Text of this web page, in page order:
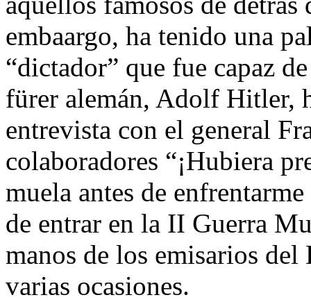
embaargo, ha tenido una
“dictador” que fue capaz
fürer alemán, Adolf Hitler,
entrevista con el general
colaboradores “¡Hubiera
muela antes de
de entrar en la II Guerra
manos de los emisarios
varias ocasiones.